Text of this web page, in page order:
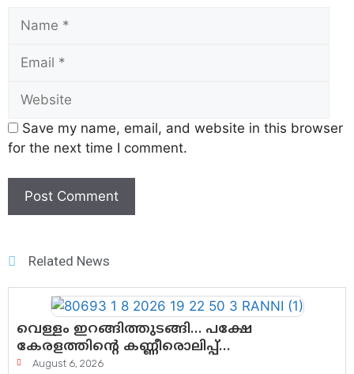
Save my name, email, and website in this browser
for the next time I comment.
Related News
വെള്ളം ഇറങ്ങിത്തുടങ്ങി… പക്ഷേ
കേരളത്തിന്റെ കണ്ണീരൊലിപ്പ്
എന്നവസാനിക്കും?
August 6, 2026